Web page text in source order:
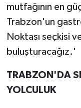
mutfağının en
Trabzon'un
Noktası seçkisi
buluşturacağız.'
TRABZON'DA
YOLCULUK